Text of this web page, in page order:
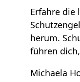
Erfahre die
herum.
führen
Michaela